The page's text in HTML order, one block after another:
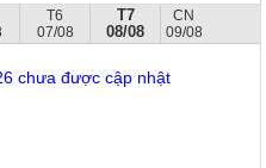
T6
07/08
T7
08/08
CN
09/08
chưa được cập nhật